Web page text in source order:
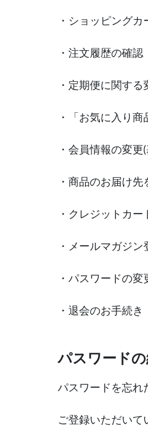
・ショッピング
・注文履歴の確認
・定期便に関する
・「お気に入り
・会員情報の変
・商品のお届け
・クレジットカ
・メールマガジン
・パスワードの変
・退会のお手続き
パスワード
パスワードを忘れ
ご登録いただいて